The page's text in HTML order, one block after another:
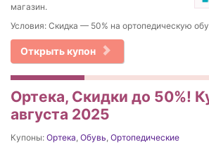
магазин.
Условия: Скидка — 50% на ортопедическую
Открыть купон
Ортека, Скидки до 50%!
августа 2025
Купоны: Ортека Обувь Ортопедические